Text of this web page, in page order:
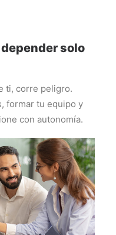
solo
ti, corre peligro.
formar tu equipo y
con autonomía.